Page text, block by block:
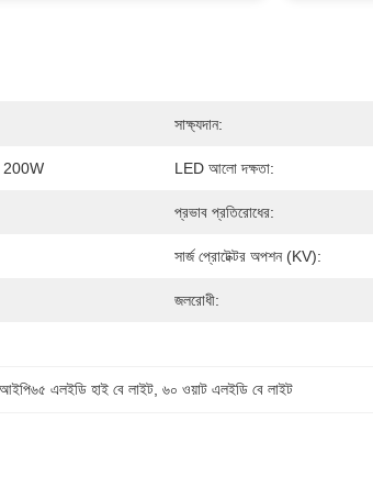
সাক্ষ্যদান:
LED আলো দক্ষতা:
প্রভাব প্রতিরোধের:
সার্জ প্রোটেক্টর অপশন (kV):
জলরোধী:
আইপি৬৫ এলইডি হাই বে লাইট , ৬০ ওয়াট এলইডি বে লাইট